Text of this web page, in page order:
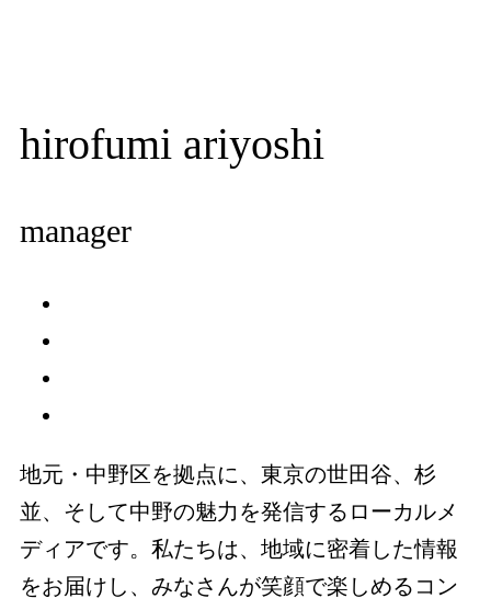
hirofumi ariyoshi
manager
地元・中野区を拠点に、東京の世田谷、杉
並、そして中野の魅力を発信するローカルメ
ディアです。私たちは、地域に密着した情報
をお届けし、みなさんが笑顔で楽しめるコン